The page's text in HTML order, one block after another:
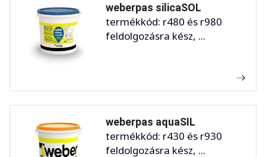
weberpas silicaSOL
termékkód: r480 és r980
feldolgozásra kész, ...
weberpas aquaSIL
termékkód: r430 és r930
feldolgozásra kész, ...